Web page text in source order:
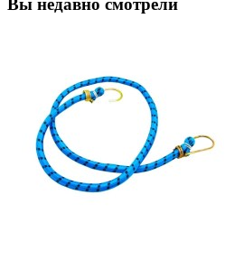
Вы недавно смотрели